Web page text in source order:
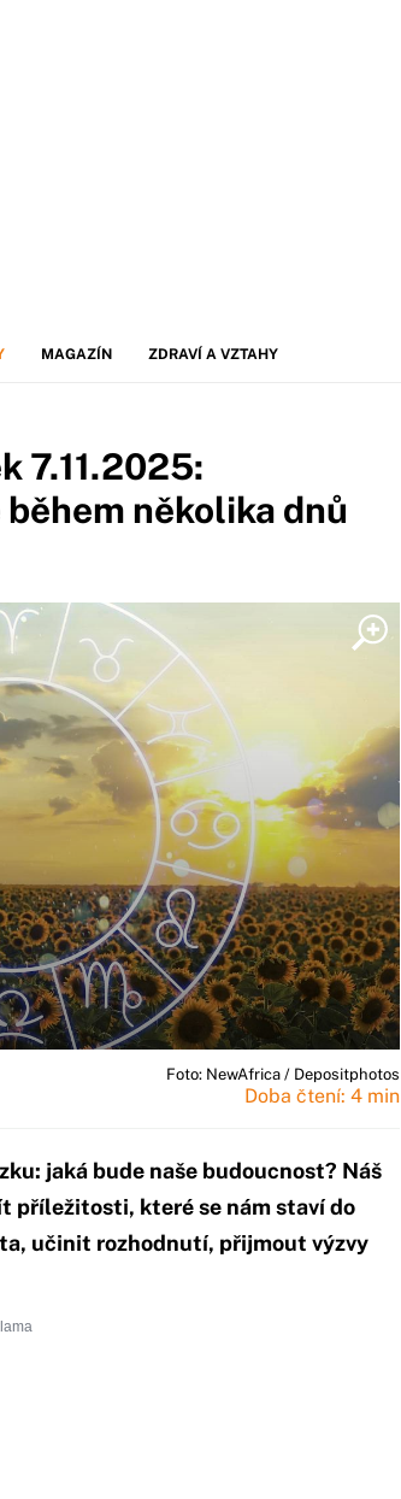
MAGAZÍN ZDRAVÍ A VZTAHY
7.11.2025:
několika dnů
Foto: NewAfrica / Depositphotos
Doba čtení: 4 min
jaká bude naše budoucnost? Náš
příležitosti, které se nám staví do
učinit rozhodnutí, přijmout výzvy